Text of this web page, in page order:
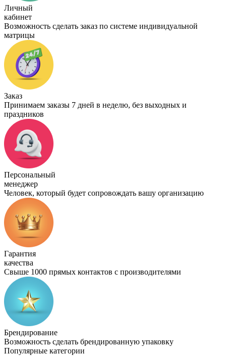
Личный
кабинет
Возможность сделать заказ по системе индивидуальной
матрицы
Заказ
Принимаем заказы 7 дней в неделю, без выходных и
праздников
Персональный
менеджер
Человек, который будет сопровождать вашу организацию
Гарантия
качества
Свыше 1000 прямых контактов с производителями
Брендирование
Возможность сделать брендированную упаковку
Популярные категории